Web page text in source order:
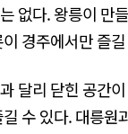
없다. 왕릉이 만
경주에서만 즐
달리 닫힌 공간
수 있다. 대릉원